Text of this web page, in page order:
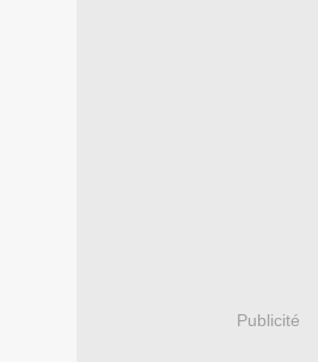
Publicité